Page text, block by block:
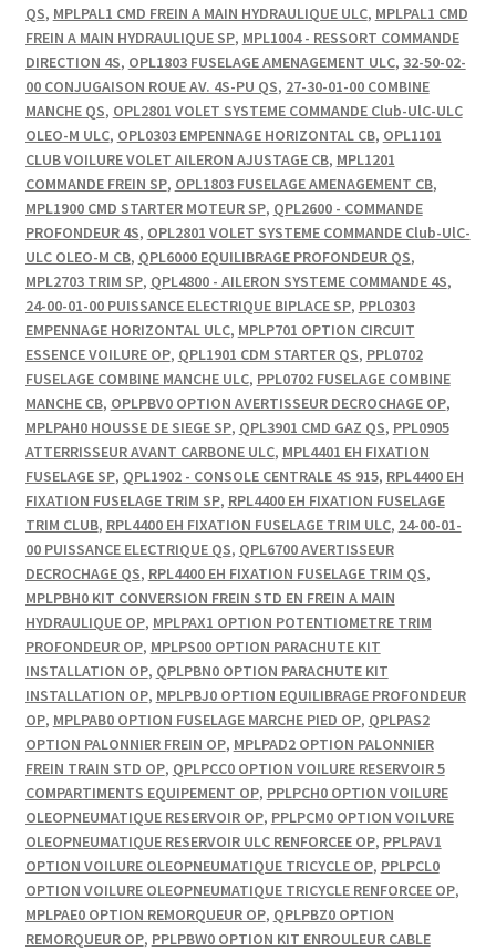
QS, MPLPAL1 CMD FREIN A MAIN HYDRAULIQUE ULC, MPLPAL1 CMD
FREIN A MAIN HYDRAULIQUE SP, MPL1004 - RESSORT COMMANDE
DIRECTION 4S, OPL1803 FUSELAGE AMENAGEMENT ULC, 32-50-02-
00 CONJUGAISON ROUE AV. 4S-PU QS, 27-30-01-00 COMBINE
MANCHE QS, OPL2801 VOLET SYSTEME COMMANDE Club-UlC-ULC
OLEO-M ULC, OPL0303 EMPENNAGE HORIZONTAL CB, OPL1101
CLUB VOILURE VOLET AILERON AJUSTAGE CB, MPL1201
COMMANDE FREIN SP, OPL1803 FUSELAGE AMENAGEMENT CB,
MPL1900 CMD STARTER MOTEUR SP, QPL2600 - COMMANDE
PROFONDEUR 4S, OPL2801 VOLET SYSTEME COMMANDE Club-UlC-
ULC OLEO-M CB, QPL6000 EQUILIBRAGE PROFONDEUR QS,
MPL2703 TRIM SP, QPL4800 - AILERON SYSTEME COMMANDE 4S,
24-00-01-00 PUISSANCE ELECTRIQUE BIPLACE SP, PPL0303
EMPENNAGE HORIZONTAL ULC, MPLP701 OPTION CIRCUIT
ESSENCE VOILURE OP, QPL1901 CDM STARTER QS, PPL0702
FUSELAGE COMBINE MANCHE ULC, PPL0702 FUSELAGE COMBINE
MANCHE CB, OPLPBV0 OPTION AVERTISSEUR DECROCHAGE OP,
MPLPAH0 HOUSSE DE SIEGE SP, QPL3901 CMD GAZ QS, PPL0905
ATTERRISSEUR AVANT CARBONE ULC, MPL4401 EH FIXATION
FUSELAGE SP, QPL1902 - CONSOLE CENTRALE 4S 915, RPL4400 EH
FIXATION FUSELAGE TRIM SP, RPL4400 EH FIXATION FUSELAGE
TRIM CLUB, RPL4400 EH FIXATION FUSELAGE TRIM ULC, 24-00-01-
00 PUISSANCE ELECTRIQUE QS, QPL6700 AVERTISSEUR
DECROCHAGE QS, RPL4400 EH FIXATION FUSELAGE TRIM QS,
MPLPBH0 KIT CONVERSION FREIN STD EN FREIN A MAIN
HYDRAULIQUE OP, MPLPAX1 OPTION POTENTIOMETRE TRIM
PROFONDEUR OP, MPLPS00 OPTION PARACHUTE KIT
INSTALLATION OP, QPLPBN0 OPTION PARACHUTE KIT
INSTALLATION OP, MPLPBJ0 OPTION EQUILIBRAGE PROFONDEUR
OP, MPLPAB0 OPTION FUSELAGE MARCHE PIED OP, QPLPAS2
OPTION PALONNIER FREIN OP, MPLPAD2 OPTION PALONNIER
FREIN TRAIN STD OP, QPLPCC0 OPTION VOILURE RESERVOIR 5
COMPARTIMENTS EQUIPEMENT OP, PPLPCH0 OPTION VOILURE
OLEOPNEUMATIQUE RESERVOIR OP, PPLPCM0 OPTION VOILURE
OLEOPNEUMATIQUE RESERVOIR ULC RENFORCEE OP, PPLPAV1
OPTION VOILURE OLEOPNEUMATIQUE TRICYCLE OP, PPLPCL0
OPTION VOILURE OLEOPNEUMATIQUE TRICYCLE RENFORCEE OP,
MPLPAE0 OPTION REMORQUEUR OP, QPLPBZ0 OPTION
REMORQUEUR OP, PPLPBW0 OPTION KIT ENROULEUR CABLE